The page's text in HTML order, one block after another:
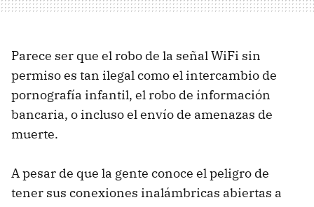
Parece ser que el robo de la señal WiFi sin
permiso es tan ilegal como el intercambio de
pornografía infantil, el robo de información
bancaria, o incluso el envío de amenazas de
muerte.
A pesar de que la gente conoce el peligro de
tener sus conexiones inalámbricas abiertas a